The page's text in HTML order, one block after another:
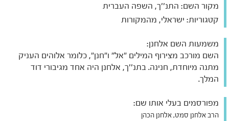
מקור השם: התנ''ך, השפה העברית
קטגוריות: ישראלי, מהמקורות
משמעות השם אלחנן:
השם מורכב מצירוף המילים "אל" ו"חנן", כלומר אלוהים העניק
מתנה מיוחדת, חנינה. בתנ''ך, אלחנן היה אחד מגיבורי דוד
המלך.
מפורסמים בעלי אותו שם:
הרב אלחנן סמט, אלחנן הכהן